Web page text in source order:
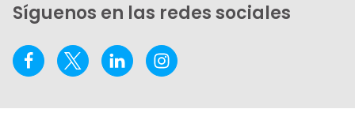
Síguenos en las redes sociales